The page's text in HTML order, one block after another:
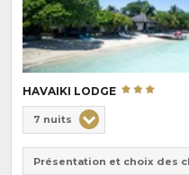
HAVAIKI LODGE
de
Durée
7 nuits
Présentation et choix des